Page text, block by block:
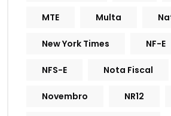
MTE Multa
New York Times NF-E
NFS-E Nota Fiscal
Novembro NR12